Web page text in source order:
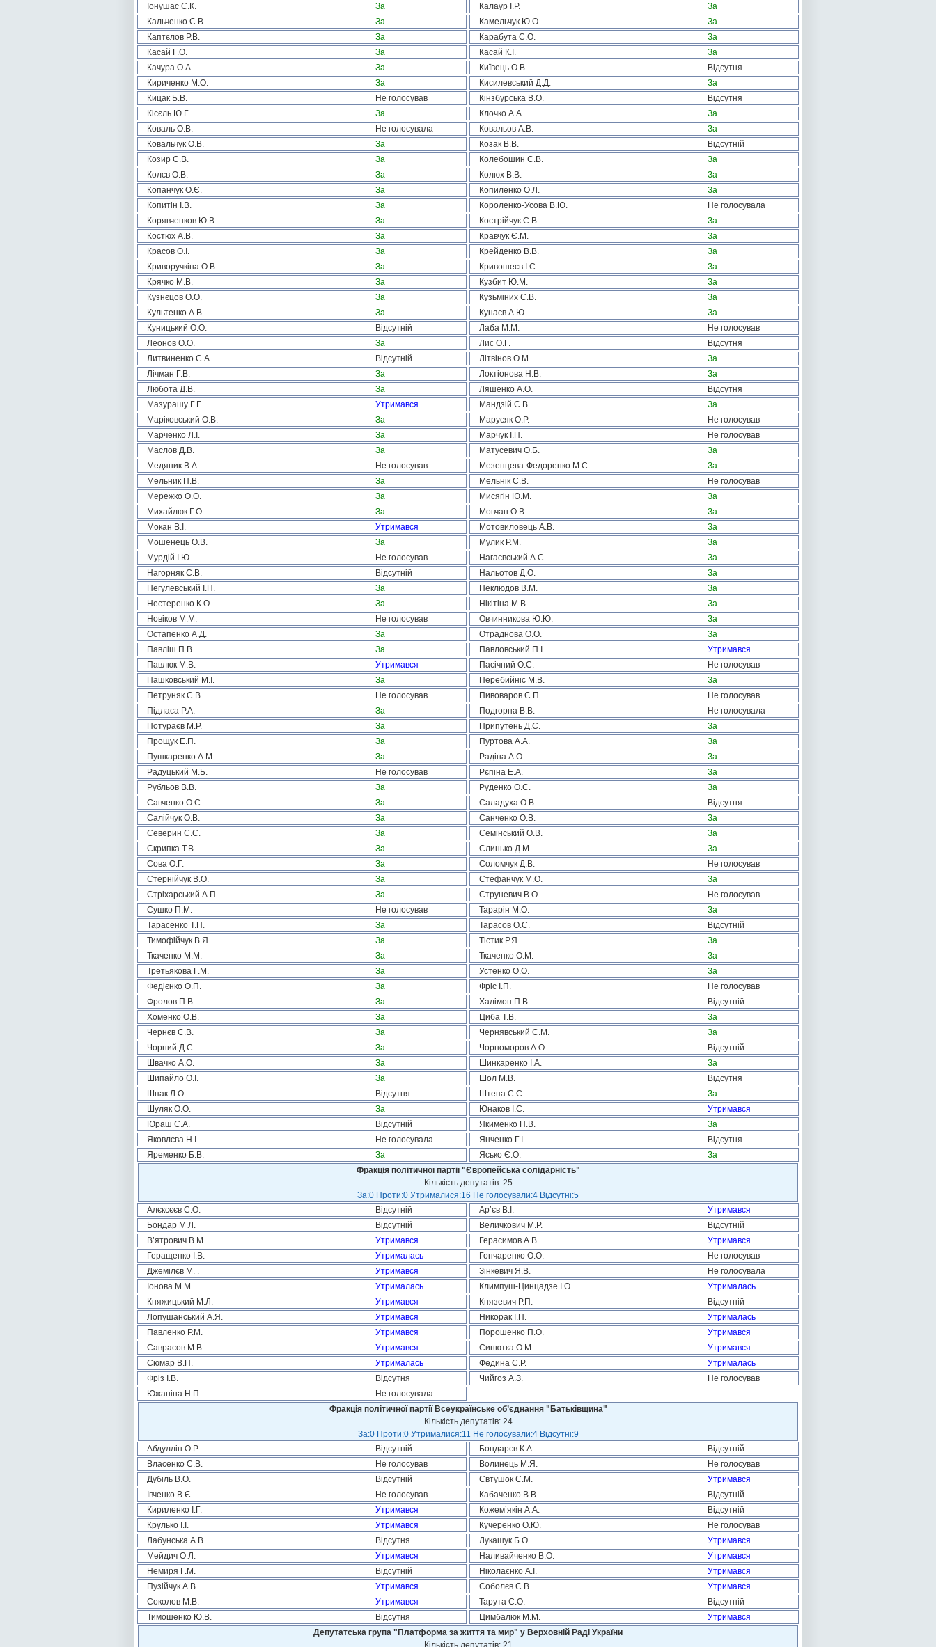
Іонушас С.К.
За Калаур І.Р.
За
Кальченко С.В.
За Камельчук Ю.О.
За
Каптєлов Р.В.
За Карабута С.О.
За
Касай Г.О.
За Касай К.І.
За
Качура О.А.
За Київець О.В.
Відсутня
Кириченко М.О.
За Кисилевський Д.Д.
За
Кицак Б.В.
Не голосував Кінзбурська В.О.
Відсутня
Кісєль Ю.Г.
За Клочко А.А.
За
Коваль О.В.
Не голосувала Ковальов А.В.
За
Ковальчук О.В.
За Козак В.В.
Відсутній
Козир С.В.
За Колебошин С.В.
За
Колєв О.В.
За Колюх В.В.
За
Копанчук О.Є.
За Копиленко О.Л.
За
Копитін І.В.
За Короленко-Усова В.Ю.
Не голосувала
Корявченков Ю.В.
За Кострійчук С.В.
За
Костюх А.В.
За Кравчук Є.М.
За
Красов О.І.
За Крейденко В.В.
За
Криворучкіна О.В.
За Кривошеєв І.С.
За
Крячко М.В.
За Кузбит Ю.М.
За
Кузнєцов О.О.
За Кузьміних С.В.
За
Культенко А.В.
За Кунаєв А.Ю.
За
Куницький О.О.
Відсутній Лаба М.М.
Не голосував
Леонов О.О.
За Лис О.Г.
Відсутня
Литвиненко С.А.
Відсутній Літвінов О.М.
За
Лічман Г.В.
За Локтіонова Н.В.
За
Любота Д.В.
За Ляшенко А.О.
Відсутня
Мазурашу Г.Г.
Утримався Мандзій С.В.
За
Маріковський О.В.
За Марусяк О.Р.
Не голосував
Марченко Л.І.
За Марчук І.П.
Не голосував
Маслов Д.В.
За Матусевич О.Б.
За
Медяник В.А.
Не голосував Мезенцева-Федоренко М.С.
За
Мельник П.В.
За Мельнік С.В.
Не голосував
Мережко О.О.
За Мисягін Ю.М.
За
Михайлюк Г.О.
За Мовчан О.В.
За
Мокан В.І.
Утримався Мотовиловець А.В.
За
Мошенець О.В.
За Мулик Р.М.
За
Мурдій І.Ю.
Не голосував Нагаєвський А.С.
За
Нагорняк С.В.
Відсутній Нальотов Д.О.
За
Негулевський І.П.
За Неклюдов В.М.
За
Нестеренко К.О.
За Нікітіна М.В.
За
Новіков М.М.
Не голосував Овчинникова Ю.Ю.
За
Остапенко А.Д.
За Отраднова О.О.
За
Павліш П.В.
За Павловський П.І.
Утримався
Павлюк М.В.
Утримався Пасічний О.С.
Не голосував
Пашковський М.І.
За Перебийніс М.В.
За
Петруняк Є.В.
Не голосував Пивоваров Є.П.
Не голосував
Підласа Р.А.
За Подгорна В.В.
Не голосувала
Потураєв М.Р.
За Припутень Д.С.
За
Прощук Е.П.
За Пуртова А.А.
За
Пушкаренко А.М.
За Радіна А.О.
За
Радуцький М.Б.
Не голосував Рєпіна Е.А.
За
Рубльов В.В.
За Руденко О.С.
За
Савченко О.С.
За Саладуха О.В.
Відсутня
Салійчук О.В.
За Санченко О.В.
За
Северин С.С.
За Семінський О.В.
За
Скрипка Т.В.
За Слинько Д.М.
За
Сова О.Г.
За Соломчук Д.В.
Не голосував
Стернійчук В.О.
За Стефанчук М.О.
За
Стріхарський А.П.
За Струневич В.О.
Не голосував
Сушко П.М.
Не голосував Тарарін М.О.
За
Тарасенко Т.П.
За Тарасов О.С.
Відсутній
Тимофійчук В.Я.
За Тістик Р.Я.
За
Ткаченко М.М.
За Ткаченко О.М.
За
Третьякова Г.М.
За Устенко О.О.
За
Федієнко О.П.
За Фріс І.П.
Не голосував
Фролов П.В.
За Халімон П.В.
Відсутній
Хоменко О.В.
За Циба Т.В.
За
Чернєв Є.В.
За Чернявський С.М.
За
Чорний Д.С.
За Чорноморов А.О.
Відсутній
Швачко А.О.
За Шинкаренко І.А.
За
Шипайло О.І.
За Шол М.В.
Відсутня
Шпак Л.О.
Відсутня Штепа С.С.
За
Шуляк О.О.
За Юнаков І.С.
Утримався
Юраш С.А.
Відсутній Якименко П.В.
За
Яковлєва Н.І.
Не голосувала Янченко Г.І.
Відсутня
Яременко Б.В.
За Ясько Є.О.
За
Фракція політичної партії "Європейська солідарність"
Кількість депутатів: 25
За:0 Проти:0 Утрималися:16 Не голосували:4 Відсутні:5
Алєксєєв С.О.
Відсутній Ар’єв В.І.
Утримався
Бондар М.Л.
Відсутній Величкович М.Р.
Відсутній
В’ятрович В.М.
Утримався Герасимов А.В.
Утримався
Геращенко І.В.
Утрималась Гончаренко О.О.
Не голосував
Джемілєв М. .
Утримався Зінкевич Я.В.
Не голосувала
Іонова М.М.
Утрималась Климпуш-Цинцадзе І.О.
Утрималась
Княжицький М.Л.
Утримався Князевич Р.П.
Відсутній
Лопушанський А.Я.
Утримався Никорак І.П.
Утрималась
Павленко Р.М.
Утримався Порошенко П.О.
Утримався
Саврасов М.В.
Утримався Синютка О.М.
Утримався
Сюмар В.П.
Утрималась Федина С.Р.
Утрималась
Фріз І.В.
Відсутня Чийгоз А.З.
Не голосував
Южаніна Н.П.
Не голосувала
Фракція політичної партії Всеукраїнське об’єднання "Батьківщина"
Кількість депутатів: 24
За:0 Проти:0 Утрималися:11 Не голосували:4 Відсутні:9
Абдуллін О.Р.
Відсутній Бондарєв К.А.
Відсутній
Власенко С.В.
Не голосував Волинець М.Я.
Не голосував
Дубіль В.О.
Відсутній Євтушок С.М.
Утримався
Івченко В.Є.
Не голосував Кабаченко В.В.
Відсутній
Кириленко І.Г.
Утримався Кожем’якін А.А.
Відсутній
Крулько І.І.
Утримався Кучеренко О.Ю.
Не голосував
Лабунська А.В.
Відсутня Лукашук Б.О.
Утримався
Мейдич О.Л.
Утримався Наливайченко В.О.
Утримався
Немиря Г.М.
Відсутній Ніколаєнко А.І.
Утримався
Пузійчук А.В.
Утримався Соболєв С.В.
Утримався
Соколов М.В.
Утримався Тарута С.О.
Відсутній
Тимошенко Ю.В.
Відсутня Цимбалюк М.М.
Утримався
Депутатська група "Платформа за життя та мир" у Верховній Раді України
Кількість депутатів: 21